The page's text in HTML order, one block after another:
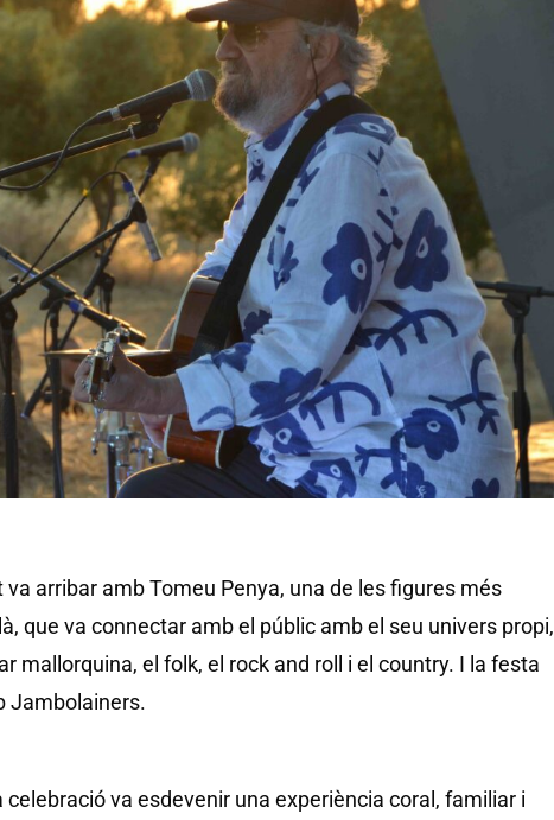
arribar amb Tomeu Penya, una de les figures més
que va connectar amb el públic amb el seu univers propi,
mallorquina, el folk, el rock and roll i el country. I la festa
Jambolainers.
va esdevenir una experiència coral, familiar i